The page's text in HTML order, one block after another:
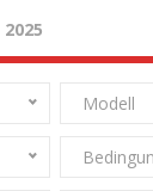
Modell